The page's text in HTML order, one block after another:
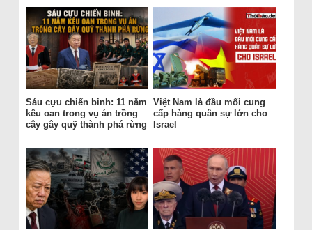
Sáu cựu chiến binh: 11 năm
kêu oan trong vụ án trồng
cây gây quỹ thành phá rừng
Việt Nam là đầu mối cung
cấp hàng quân sự lớn cho
Israel